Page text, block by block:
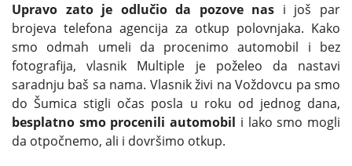
Upravo zato je odlučio da pozove nas i još par
brojeva telefona agencija za otkup polovnjaka. Kako
smo odmah umeli da procenimo automobil i bez
fotografija, vlasnik Multiple je poželeo da nastavi
saradnju baš sa nama. Vlasnik živi na Voždovcu pa smo
do Šumica stigli očas posla u roku od jednog dana,
besplatno smo procenili automobil i lako smo mogli
da otpočnemo, ali i dovršimo otkup.